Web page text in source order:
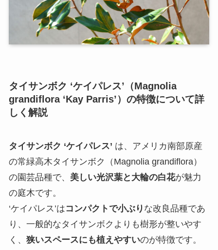
タイサンボク ‘ケイパレス’（Magnolia
grandiflora ‘Kay Parris’）の特徴について詳
しく解説
タイサンボク ‘ケイパレス’ は、アメリカ南部原産
の常緑高木タイサンボク（Magnolia grandiflora）
の園芸品種で、 美しい光沢葉と大輪の白花が魅力
の庭木です。
‘ケイパレス’はコンパクトで小ぶり な改良品種であ
り、一般的なタイサンボクよりも樹形が整いやす
く、 狭いスペースにも植えやすいのが特徴です。